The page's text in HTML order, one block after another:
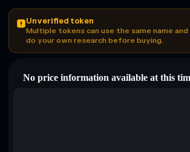
Unverified token
Multiple tokens can use the same name
do your own research before buying.
No price information available at this